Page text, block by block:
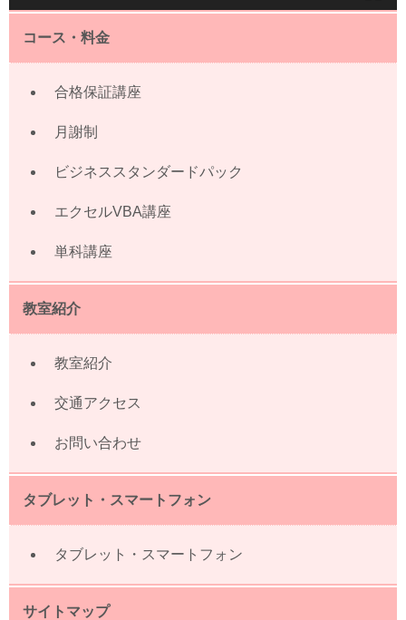
コース・料金
合格保証講座
月謝制
ビジネススタンダードパック
エクセルVBA講座
単科講座
教室紹介
教室紹介
交通アクセス
お問い合わせ
タブレット・スマートフォン
タブレット・スマートフォン
サイトマップ